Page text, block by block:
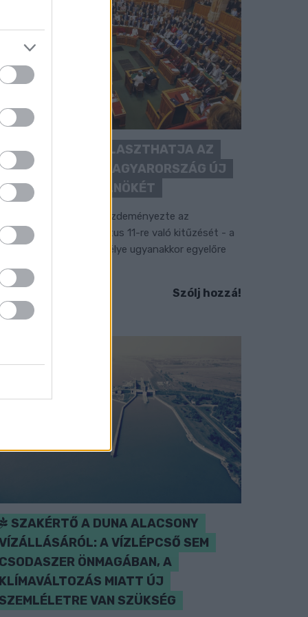
KEDDEN MEGVÁLASZTHATJA AZ
ORSZÁGGYŰLÉS MAGYARORSZÁG ÚJ
ELNÖKÉT
TISZA Párt frakciója kezdeményezte az
augusztus 11-re való kitűzését - a
jelölt személye ugyanakkor egyelőre
ismert.
Szólj hozzá!
SZAKÉRTŐ A DUNA ALACSONY
A VÍZLÉPCSŐ SEM
CSODASZER ÖNMAGÁBAN, A
KLÍMAVÁLTOZÁS MIATT ÚJ
SZEMLÉLETRE VAN SZÜKSÉG